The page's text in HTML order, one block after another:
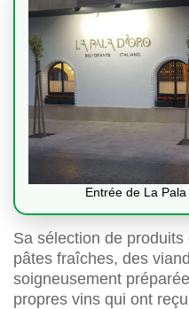
Entrée de La
Sa sélection de
pâtes fraîches, des
soigneusement
propres vins qui ont